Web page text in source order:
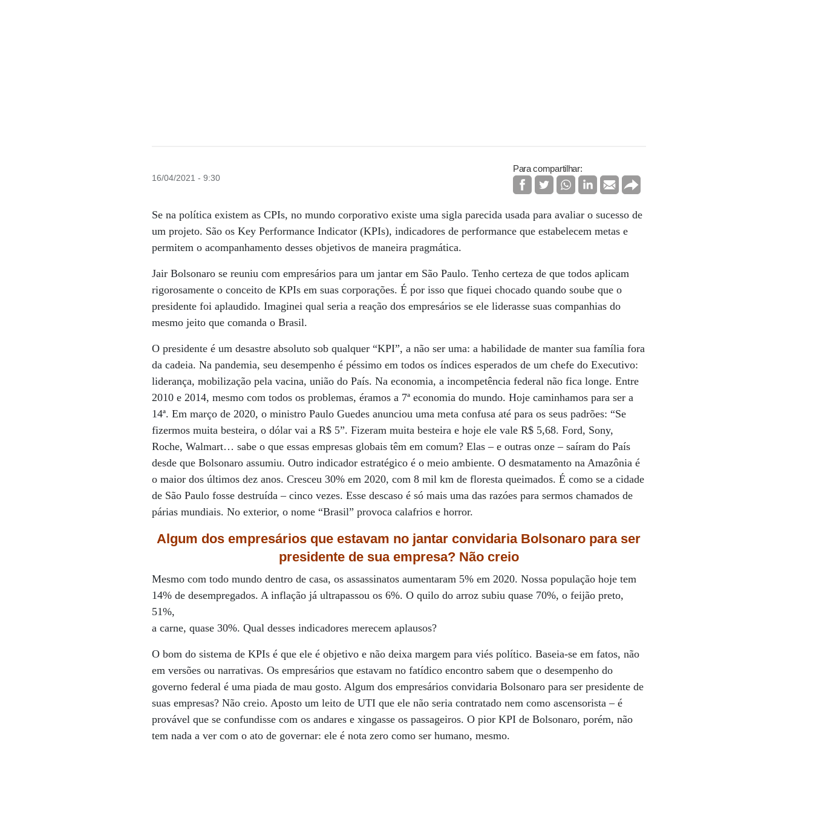
16/04/2021 - 9:30
Para compartilhar:
Se na política existem as CPIs, no mundo corporativo existe uma sigla parecida usada para avaliar o sucesso de
um projeto. São os Key Performance Indicator (KPIs), indicadores de performance que estabelecem metas e
permitem o acompanhamento desses objetivos de maneira pragmática.
Jair Bolsonaro se reuniu com empresários para um jantar em São Paulo. Tenho certeza de que todos aplicam
rigorosamente o conceito de KPIs em suas corporações. É por isso que fiquei chocado quando soube que o
presidente foi aplaudido. Imaginei qual seria a reação dos empresários se ele liderasse suas companhias do
mesmo jeito que comanda o Brasil.
O presidente é um desastre absoluto sob qualquer “KPI”, a não ser uma: a habilidade de manter sua família fora
da cadeia. Na pandemia, seu desempenho é péssimo em todos os índices esperados de um chefe do Executivo:
liderança, mobilização pela vacina, união do País. Na economia, a incompetência federal não fica longe. Entre
2010 e 2014, mesmo com todos os problemas, éramos a 7ª economia do mundo. Hoje caminhamos para ser a
14ª. Em março de 2020, o ministro Paulo Guedes anunciou uma meta confusa até para os seus padrões: “Se
fizermos muita besteira, o dólar vai a R$ 5”. Fizeram muita besteira e hoje ele vale R$ 5,68. Ford, Sony,
Roche, Walmart… sabe o que essas empresas globais têm em comum? Elas – e outras onze – saíram do País
desde que Bolsonaro assumiu. Outro indicador estratégico é o meio ambiente. O desmatamento na Amazônia é
o maior dos últimos dez anos. Cresceu 30% em 2020, com 8 mil km de floresta queimados. É como se a cidade
de São Paulo fosse destruída – cinco vezes. Esse descaso é só mais uma das razóes para sermos chamados de
párias mundiais. No exterior, o nome “Brasil” provoca calafrios e horror.
Algum dos empresários que estavam no jantar convidaria Bolsonaro para ser
presidente de sua empresa? Não creio
Mesmo com todo mundo dentro de casa, os assassinatos aumentaram 5% em 2020. Nossa população hoje tem
14% de desempregados. A inflação já ultrapassou os 6%. O quilo do arroz subiu quase 70%, o feijão preto,
51%,
a carne, quase 30%. Qual desses indicadores merecem aplausos?
O bom do sistema de KPIs é que ele é objetivo e não deixa margem para viés político. Baseia-se em fatos, não
em versões ou narrativas. Os empresários que estavam no fatídico encontro sabem que o desempenho do
governo federal é uma piada de mau gosto. Algum dos empresários convidaria Bolsonaro para ser presidente de
suas empresas? Não creio. Aposto um leito de UTI que ele não seria contratado nem como ascensorista – é
provável que se confundisse com os andares e xingasse os passageiros. O pior KPI de Bolsonaro, porém, não
tem nada a ver com o ato de governar: ele é nota zero como ser humano, mesmo.